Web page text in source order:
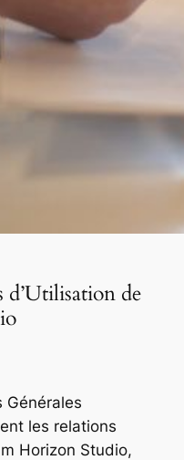
d’Utilisation de
Générales
les relations
Horizon Studio,